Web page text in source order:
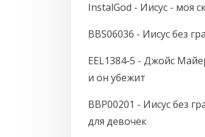
InstalGod - Иисус - моя
BBS06036 - Иисус без
EEL1384-5 - Джойс
и он убежит
BBP00201 - Иисус без
для девочек